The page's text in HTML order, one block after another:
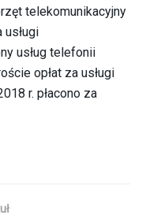
telekomunikacyjny
usługi
usług telefonii
opłat za usługi
r. płacono za